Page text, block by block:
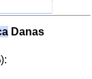
Danas
):